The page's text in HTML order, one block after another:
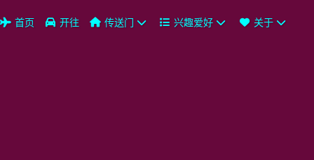
首页 开往 传送门 兴趣爱好 关于